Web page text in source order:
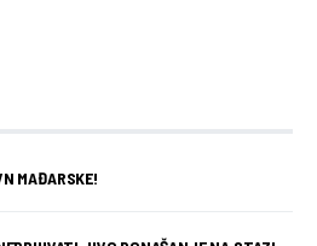
MAĐARSKE!